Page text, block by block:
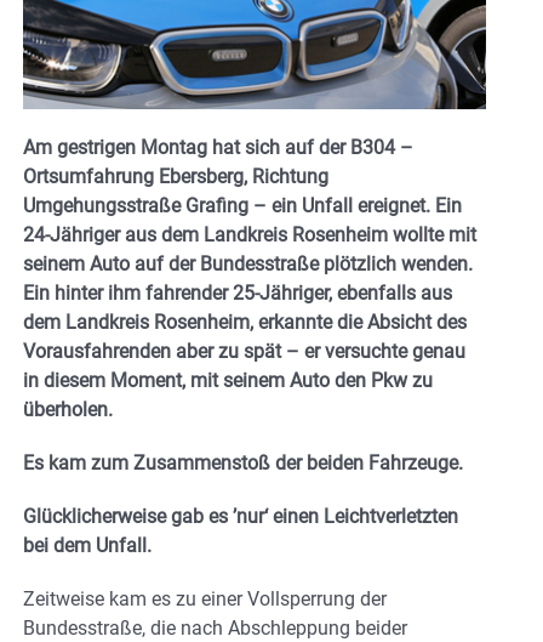
Am gestrigen Montag hat sich auf der B304 –
Ortsumfahrung Ebersberg, Richtung
Umgehungsstraße Grafing – ein Unfall ereignet. Ein
24-Jähriger aus dem Landkreis Rosenheim wollte mit
seinem Auto auf der Bundesstraße plötzlich wenden.
Ein hinter ihm fahrender 25-Jähriger, ebenfalls aus
dem Landkreis Rosenheim, erkannte die Absicht des
Vorausfahrenden aber zu spät – er versuchte genau
in diesem Moment, mit seinem Auto den Pkw zu
überholen.
Es kam zum Zusammenstoß der beiden Fahrzeuge.
Glücklicherweise gab es ’nur‘ einen Leichtverletzten
bei dem Unfall.
Zeitweise kam es zu einer Vollsperrung der
Bundesstraße, die nach Abschleppung beider